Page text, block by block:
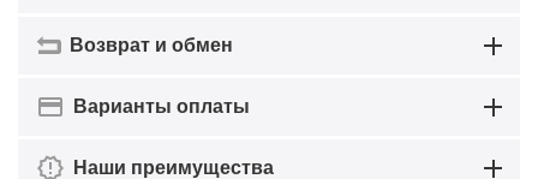
Возврат и обмен
Варианты оплаты
Наши преимущества